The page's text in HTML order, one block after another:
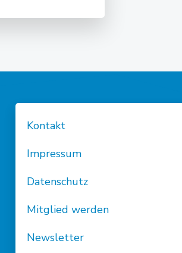
Kontakt
Impressum
Datenschutz
Mitglied werden
Newsletter